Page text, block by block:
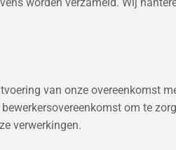
van onze overeenkomst
om te
verwerkingen.